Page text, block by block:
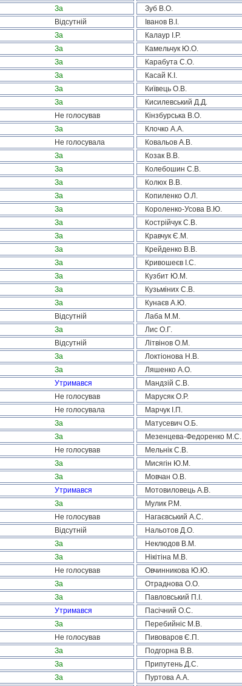
За Зуб В.О.
Відсутній Іванов В.І.
За Калаур І.Р.
За Камельчук Ю.О.
За Карабута С.О.
За Касай К.І.
За Київець О.В.
За Кисилевський Д.Д.
Не голосував Кінзбурська В.О.
За Клочко А.А.
Не голосувала Ковальов А.В.
За Козак В.В.
За Колебошин С.В.
За Колюх В.В.
За Копиленко О.Л.
За Короленко-Усова В.Ю.
За Кострійчук С.В.
За Кравчук Є.М.
За Крейденко В.В.
За Кривошеєв І.С.
За Кузбит Ю.М.
За Кузьміних С.В.
За Кунаєв А.Ю.
Відсутній Лаба М.М.
За Лис О.Г.
Відсутній Літвінов О.М.
За Локтіонова Н.В.
За Ляшенко А.О.
Утримався Мандзій С.В.
Не голосував Марусяк О.Р.
Не голосувала Марчук І.П.
За Матусевич О.Б.
За Мезенцева-Федоренко М.С.
Не голосував Мельнік С.В.
За Мисягін Ю.М.
За Мовчан О.В.
Утримався Мотовиловець А.В.
За Мулик Р.М.
Не голосував Нагаєвський А.С.
Відсутній Нальотов Д.О.
За Неклюдов В.М.
За Нікітіна М.В.
Не голосував Овчинникова Ю.Ю.
За Отраднова О.О.
За Павловський П.І.
Утримався Пасічний О.С.
За Перебийніс М.В.
Не голосував Пивоваров Є.П.
За Подгорна В.В.
За Припутень Д.С.
За Пуртова А.А.